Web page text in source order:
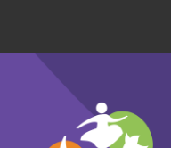
de Pós-